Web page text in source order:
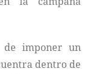
de imponer un
dentro de